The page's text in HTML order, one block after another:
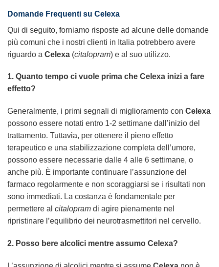
Domande Frequenti su Celexa
Qui di seguito, forniamo risposte ad alcune delle domande
più comuni che i nostri clienti in Italia potrebbero avere
riguardo a Celexa (citalopram) e al suo utilizzo.
1. Quanto tempo ci vuole prima che Celexa inizi a fare
effetto?
Generalmente, i primi segnali di miglioramento con Celexa
possono essere notati entro 1-2 settimane dall’inizio del
trattamento. Tuttavia, per ottenere il pieno effetto
terapeutico e una stabilizzazione completa dell’umore,
possono essere necessarie dalle 4 alle 6 settimane, o
anche più. È importante continuare l’assunzione del
farmaco regolarmente e non scoraggiarsi se i risultati non
sono immediati. La costanza è fondamentale per
permettere al citalopram di agire pienamente nel
ripristinare l’equilibrio dei neurotrasmettitori nel cervello.
2. Posso bere alcolici mentre assumo Celexa?